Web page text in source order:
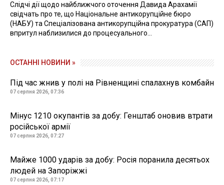
Слідчі дії щодо найближчого оточення Давида Арахамії
свідчать про те, що Національне антикорупційне бюро
(НАБУ) та Спеціалізована антикорупційна прокуратура (САП)
впритул наблизилися до процесуального...
ОСТАННІ НОВИНИ »
Під час жнив у полі на Рівненщині спалахнув комбайн
07 серпня 2026, 07:36
Мінус 1210 окупантів за добу: Генштаб оновив втрати
російської армії
07 серпня 2026, 07:27
Майже 1000 ударів за добу: Росія поранила десятьох
людей на Запоріжжі
07 серпня 2026, 07:17